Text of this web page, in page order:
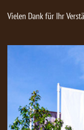
Vielen Dank für Ihr